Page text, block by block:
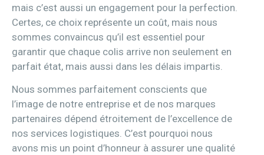
mais c’est aussi un engagement pour la perfection.
Certes, ce choix représente un coût, mais nous
sommes convaincus qu’il est essentiel pour
garantir que chaque colis arrive non seulement en
parfait état, mais aussi dans les délais impartis.
Nous sommes parfaitement conscients que
l’image de notre entreprise et de nos marques
partenaires dépend étroitement de l’excellence de
nos services logistiques. C’est pourquoi nous
avons mis un point d’honneur à assurer une qualité